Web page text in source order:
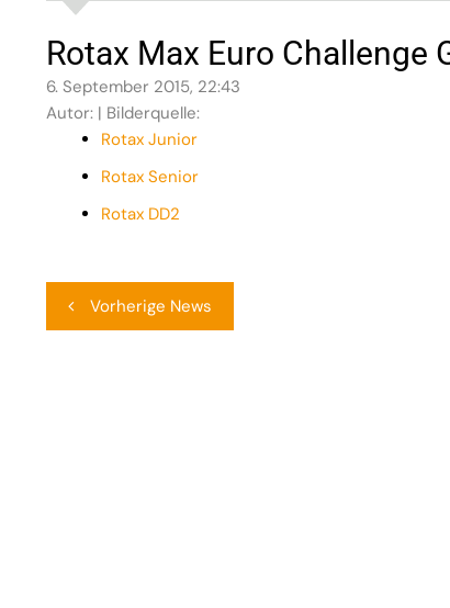
Rotax Max Euro Challenge
6. September 2015, 22:43
Autor: | Bilderquelle:
Rotax Junior
Rotax Senior
Rotax DD2
Beitragsnavigation
Vorherige News